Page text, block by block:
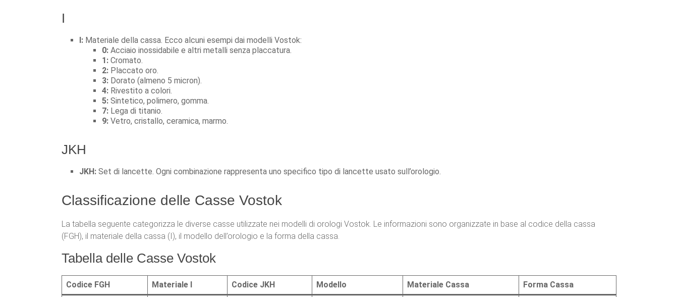
I
I: Materiale della cassa. Ecco alcuni esempi dai modelli Vostok:
0: Acciaio inossidabile e altri metalli senza placcatura.
1: Cromato.
2: Placcato oro.
3: Dorato (almeno 5 micron).
4: Rivestito a colori.
5: Sintetico, polimero, gomma.
7: Lega di titanio.
9: Vetro, cristallo, ceramica, marmo.
JKH
JKH: Set di lancette. Ogni combinazione rappresenta uno specifico tipo di lancette usato sull’orologio.
Classificazione delle Casse Vostok
La tabella seguente categorizza le diverse casse utilizzate nei modelli di orologi Vostok. Le informazioni sono organizzate in base al codice della cassa
(FGH), il materiale della cassa (I), il modello dell’orologio e la forma della cassa.
Tabella delle Casse Vostok
Codice FGH Materiale I Codice JKH Modello Materiale Cassa Forma Cassa